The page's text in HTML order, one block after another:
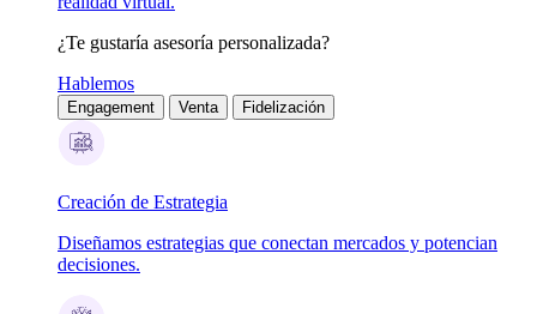
¿Te gustaría asesoría personalizada?
Hablemos
Engagement Venta Fidelización
Creación de Estrategia
Diseñamos estrategias que conectan mercados y potencian
decisiones.